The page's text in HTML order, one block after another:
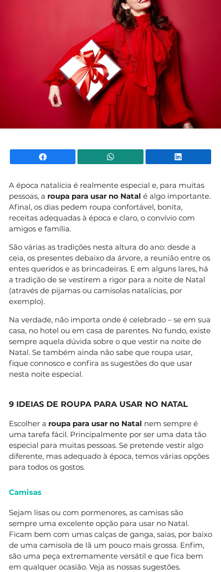
Facebook WhatsApp
A época natalícia é realmente especial e, para muitas
pessoas, a roupa para usar no Natal é algo importante.
Afinal, os dias pedem roupa confortável, bonita,
receitas adequadas à época e claro, o convívio com
amigos e família.
São várias as tradições nesta altura do ano: desde a
ceia, os presentes debaixo da árvore, a reunião entre os
entes queridos e as brincadeiras. E em alguns lares, há
a tradição de se vestirem a rigor para a noite de Natal
(através de pijamas ou camisolas natalícias, por
exemplo).
Na verdade, não importa onde é celebrado – se em sua
casa, no hotel ou em casa de parentes. No fundo, existe
sempre aquela dúvida sobre o que vestir na noite de
Natal. Se também ainda não sabe que roupa usar,
fique connosco e confira as sugestões do que usar
nesta noite especial.
9 IDEIAS DE ROUPA PARA USAR NO NATAL
Escolher a roupa para usar no Natal nem sempre é
uma tarefa fácil. Principalmente por ser uma data tão
especial para muitas pessoas. Se pretende vestir algo
diferente, mas adequado à época, temos várias opções
para todos os gostos.
Camisas
Sejam lisas ou com pormenores, as camisas são
sempre uma excelente opção para usar no Natal.
Ficam bem com umas calças de ganga, saias, por baixo
de uma camisola de lã um pouco mais grossa. Enfim,
são uma peça extremamente versátil e que fica bem
em qualquer ocasião. Veja as nossas sugestões.